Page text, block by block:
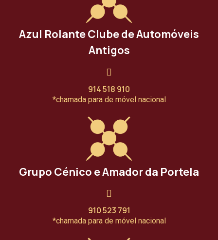
Azul Rolante Clube de Automóveis
Antigos
914 518 910
*chamada para de móvel nacional
Grupo Cénico e Amador da Portela
910 523 791
*chamada para de móvel nacional